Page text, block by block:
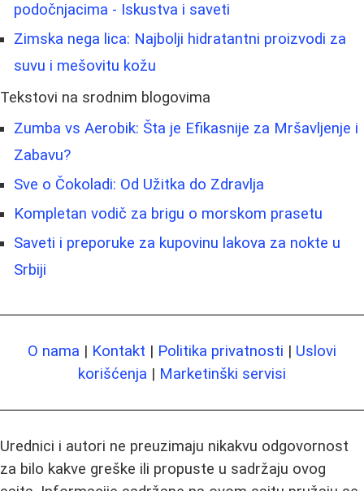
podočnjacima - Iskustva i saveti
Zimska nega lica: Najbolji hidratantni proizvodi za
suvu i mešovitu kožu
Tekstovi na srodnim blogovima
Zumba vs Aerobik: Šta je Efikasnije za Mršavljenje i
Zabavu?
Sve o Čokoladi: Od Užitka do Zdravlja
Kompletan vodič za brigu o morskom prasetu
Saveti i preporuke za kupovinu lakova za nokte u
Srbiji
O nama | Kontakt | Politika privatnosti | Uslovi
korišćenja | Marketinški servisi
Urednici i autori ne preuzimaju nikakvu odgovornost
za bilo kakve greške ili propuste u sadržaju ovog